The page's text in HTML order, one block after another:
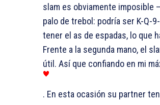
slam es obviamente imposible
palo de trebol: podría ser K-Q-
tener el as de espadas, lo que
Frente a la segunda mano, el
útil. Así que confiando en mi
. En esta ocasión su partner